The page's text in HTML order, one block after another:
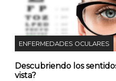
ENFERMEDADES OCULARES
Descubriendo los
vista?